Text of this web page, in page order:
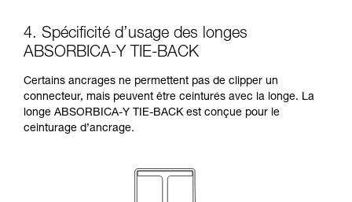
4. Spécificité d’usage des longes
ABSORBICA-Y TIE-BACK
Certains ancrages ne permettent pas de clipper un
connecteur, mais peuvent être ceinturés avec la longe. La
longe ABSORBICA-Y TIE-BACK est conçue pour le
ceinturage d’ancrage.